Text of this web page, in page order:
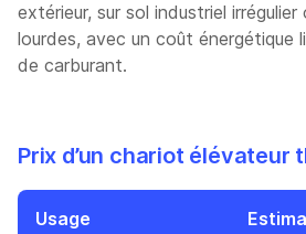
extérieur, sur sol industriel
lourdes, avec un coût énergétique
de carburant.
Prix d’un chariot élévateur
Usage